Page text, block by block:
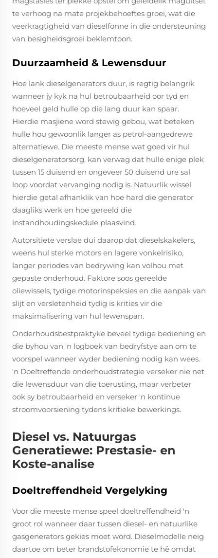
te verhoog na mate projekbehoeftes groei, wat die
veerkragtigheid van dieselfonne in die ondersteuning
van besigheidsgroei beklemtoon.
Duurzaamheid & Lewensduur
Hoe lank dieselgenerators duur, is regtig belangrik
wanneer jy kyk na hul betroubaarheid oor tyd en
hoeveel geld hulle op die lang duur kan spaar.
Hierdie masjiene word stewig gebou, wat beteken
hulle hou gewoonlik langer as petrol-aangedrewe
alternatiewe. Die meeste mense wat goed vir hul
dieselgeneratorsorg, kan verwag dat hulle enige plek
tussen 15 duisend en ongeveer 50 duisend ure sal
loop voordat vervanging nodig is. Natuurlik wissel
hierdie getal afhanklik van hoe hard die generator
daagliks werk en hoe gereeld die
instandhoudingskedule plaasvind.
Autorsitiete verslae dui daarop dat dieselskakelers,
weens hul sterke motors en lagere vonkelrisiko,
langer periodes van bedrywing kan volhou met
gepaste onderhoud. Faktore soos gereelde
oliewissels, tydige motorinspeksies en die aanpak van
slijt en versletenheid tydig is krities vir die
maksimalisering van hul lewenspan.
Onderhoudsbestpraktyke beveel tydige bediening en
die byhou van 'n logboek van bedryfstye aan om te
voorspel wanneer wyder bediening nodig kan wees.
'n Doeltreffende onderhoudstrategie verseker nie net
die lewensduur van die toerusting, maar verbeter
ook sy betroubaarheid en verseker 'n kontinue
stroomvoorsiening tydens kritieke bewerkings.
Diesel vs. Natuurgas
Generatiewe: Prestasie- en
Koste-analise
Doeltreffendheid Vergelyking
Voor die meeste mense speel doeltreffendheid 'n
groot rol wanneer daar tussen diesel- en natuurlike
gasgenerators gekies moet word. Dieselmodelle neig
daartoe om beter brandstofekonomie te hê omdat